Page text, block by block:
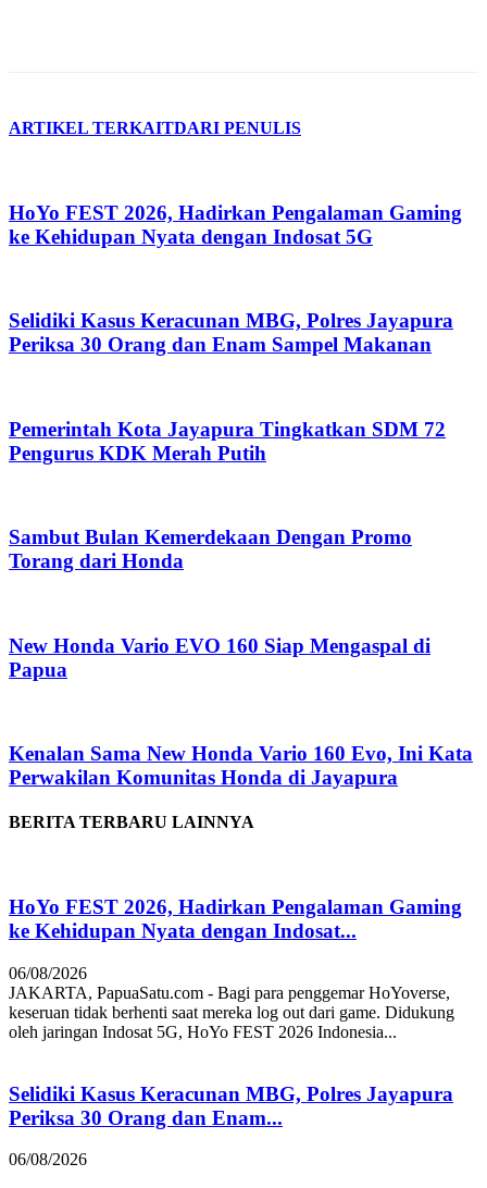
ARTIKEL TERKAITDARI PENULIS
HoYo FEST 2026, Hadirkan Pengalaman Gaming
ke Kehidupan Nyata dengan Indosat 5G
Selidiki Kasus Keracunan MBG, Polres Jayapura
Periksa 30 Orang dan Enam Sampel Makanan
Pemerintah Kota Jayapura Tingkatkan SDM 72
Pengurus KDK Merah Putih
Sambut Bulan Kemerdekaan Dengan Promo
Torang dari Honda
New Honda Vario EVO 160 Siap Mengaspal di
Papua
Kenalan Sama New Honda Vario 160 Evo, Ini Kata
Perwakilan Komunitas Honda di Jayapura
BERITA TERBARU LAINNYA
HoYo FEST 2026, Hadirkan Pengalaman Gaming
ke Kehidupan Nyata dengan Indosat...
06/08/2026
JAKARTA, PapuaSatu.com - Bagi para penggemar HoYoverse,
keseruan tidak berhenti saat mereka log out dari game. Didukung
oleh jaringan Indosat 5G, HoYo FEST 2026 Indonesia...
Selidiki Kasus Keracunan MBG, Polres Jayapura
Periksa 30 Orang dan Enam...
06/08/2026